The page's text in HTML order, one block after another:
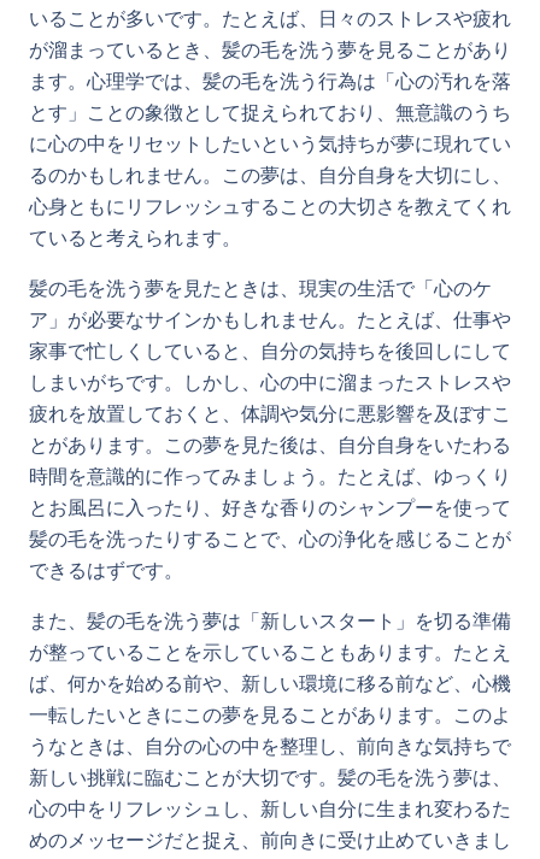
いることが多いです。たとえば、日々のストレスや疲れ
が溜まっているとき、髪の毛を洗う夢を見ることがあり
ます。心理学では、髪の毛を洗う行為は「心の汚れを落
とす」ことの象徴として捉えられており、無意識のうち
に心の中をリセットしたいという気持ちが夢に現れてい
るのかもしれません。この夢は、自分自身を大切にし、
心身ともにリフレッシュすることの大切さを教えてくれ
ていると考えられます。
髪の毛を洗う夢を見たときは、現実の生活で「心のケ
ア」が必要なサインかもしれません。たとえば、仕事や
家事で忙しくしていると、自分の気持ちを後回しにして
しまいがちです。しかし、心の中に溜まったストレスや
疲れを放置しておくと、体調や気分に悪影響を及ぼすこ
とがあります。この夢を見た後は、自分自身をいたわる
時間を意識的に作ってみましょう。たとえば、ゆっくり
とお風呂に入ったり、好きな香りのシャンプーを使って
髪の毛を洗ったりすることで、心の浄化を感じることが
できるはずです。
また、髪の毛を洗う夢は「新しいスタート」を切る準備
が整っていることを示していることもあります。たとえ
ば、何かを始める前や、新しい環境に移る前など、心機
一転したいときにこの夢を見ることがあります。このよ
うなときは、自分の心の中を整理し、前向きな気持ちで
新しい挑戦に臨むことが大切です。髪の毛を洗う夢は、
心の中をリフレッシュし、新しい自分に生まれ変わるた
めのメッセージだと捉え、前向きに受け止めていきまし